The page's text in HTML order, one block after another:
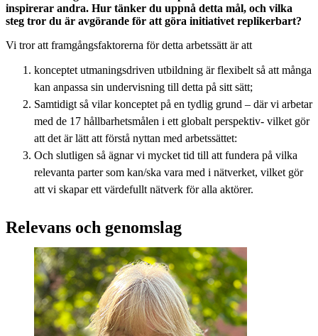
inspirerar andra. Hur tänker du uppnå detta mål, och vilka
steg tror du är avgörande för att göra initiativet replikerbart?
Vi tror att framgångsfaktorerna för detta arbetssätt är att
konceptet utmaningsdriven utbildning är flexibelt så att många
kan anpassa sin undervisning till detta på sitt sätt;
Samtidigt så vilar konceptet på en tydlig grund – där vi arbetar
med de 17 hållbarhetsmålen i ett globalt perspektiv- vilket gör
att det är lätt att förstå nyttan med arbetssättet:
Och slutligen så ägnar vi mycket tid till att fundera på vilka
relevanta parter som kan/ska vara med i nätverket, vilket gör
att vi skapar ett värdefullt nätverk för alla aktörer.
Relevans och genomslag